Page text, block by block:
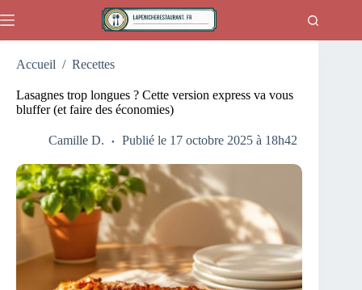
au
Accueil / Recettes
Lasagnes trop longues ? Cette version express va vous
bluffer (et faire des économies)
Camille D. Publié le 17 octobre 2025 à 18h42